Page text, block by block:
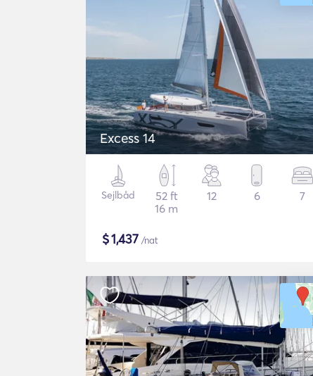
Excess 14
Sejlbåd
52 ft
16 m
12 6 7
$1,437 /nat